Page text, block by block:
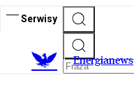
Serwisy
Energianews